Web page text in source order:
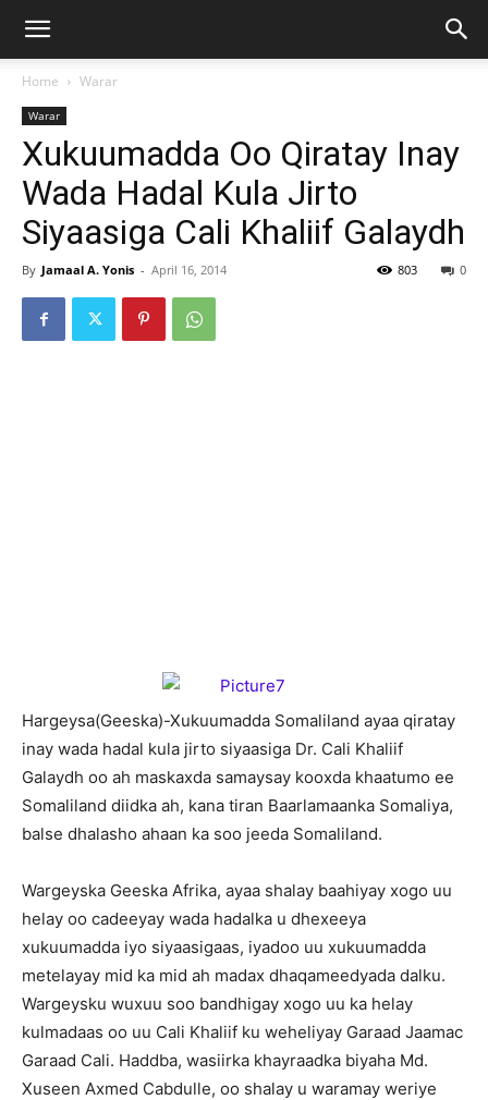
Home Warar
Warar
Xukuumadda Oo Qiratay Inay
Wada Hadal Kula Jirto
Siyaasiga Cali Khaliif Galaydh
By Jamaal A. Yonis - April 16, 2014 0
803
Hargeysa(Geeska)-Xukuumadda Somaliland ayaa qiratay
inay wada hadal kula jirto siyaasiga Dr. Cali Khaliif
Galaydh oo ah maskaxda samaysay kooxda khaatumo ee
Somaliland diidka ah, kana tiran Baarlamaanka Somaliya,
balse dhalasho ahaan ka soo jeeda Somaliland.
Wargeyska Geeska Afrika, ayaa shalay baahiyay xogo uu
helay oo cadeeyay wada hadalka u dhexeeya
xukuumadda iyo siyaasigaas, iyadoo uu xukuumadda
metelayay mid ka mid ah madax dhaqameedyada dalku.
Wargeysku wuxuu soo bandhigay xogo uu ka helay
kulmadaas oo uu Cali Khaliif ku weheliyay Garaad Jaamac
Garaad Cali. Haddba, wasiirka khayraadka biyaha Md.
Xuseen Axmed Cabdulle, oo shalay u waramay weriye